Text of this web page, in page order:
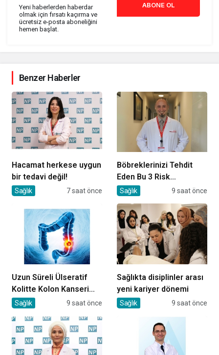
Yeni haberlerden haberdar
olmak için fırsatı kaçırma ve
ücretsiz e-posta aboneliğini
hemen başlat.
ABONE OL
Benzer Haberler
Hacamat herkese uygun
bir tedavi değil!
Sağlık 7 saat önce
Böbreklerinizi Tehdit
Eden Bu 3 Risk
Faktörüne Dikkat!
Sağlık 9 saat önce
Uzun Süreli Ülseratif
Kolitte Kolon Kanseri
Riski Artıyor mu?
Sağlık 9 saat önce
Sağlıkta disiplinler arası
yeni kariyer dönemi
Sağlık 9 saat önce